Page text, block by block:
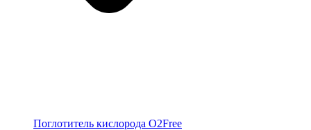
Поглотитель кислорода O2Free